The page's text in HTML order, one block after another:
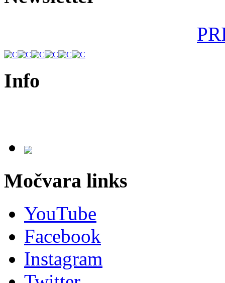
Info
Močvara links
YouTube
Facebook
Instagram